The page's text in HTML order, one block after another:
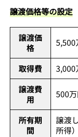
譲渡価格等の設定
譲渡価
格
5,500
取得費
3,000
譲渡費
用
500
所有期
間
譲渡
所得）